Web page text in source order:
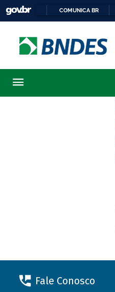
COMUNICA BR
Fale Conosco